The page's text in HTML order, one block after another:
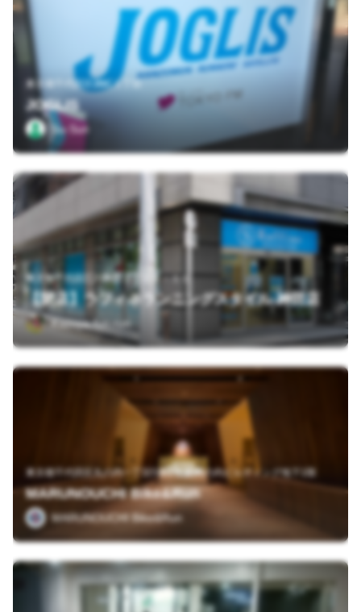
東京都千代田区麹町１丁目
JOGLIS
Su-Sun
東京都千代田区内神田１丁目８－１１
【閉店】ラフィネランニングスタイル 神田店
Kazuya-fun-run
東京都千代田区丸の内一丁目5番1号 新丸の内ビルディング地下1階
MARUNOUCHI Bike&Run
MARUNOUCHI Bike&Run